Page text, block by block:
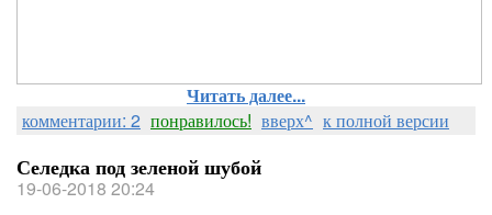
Читать далее...
комментарии: 2 понравилось! вверх^ к полной версии
Селедка под зеленой шубой
19-06-2018 20:24